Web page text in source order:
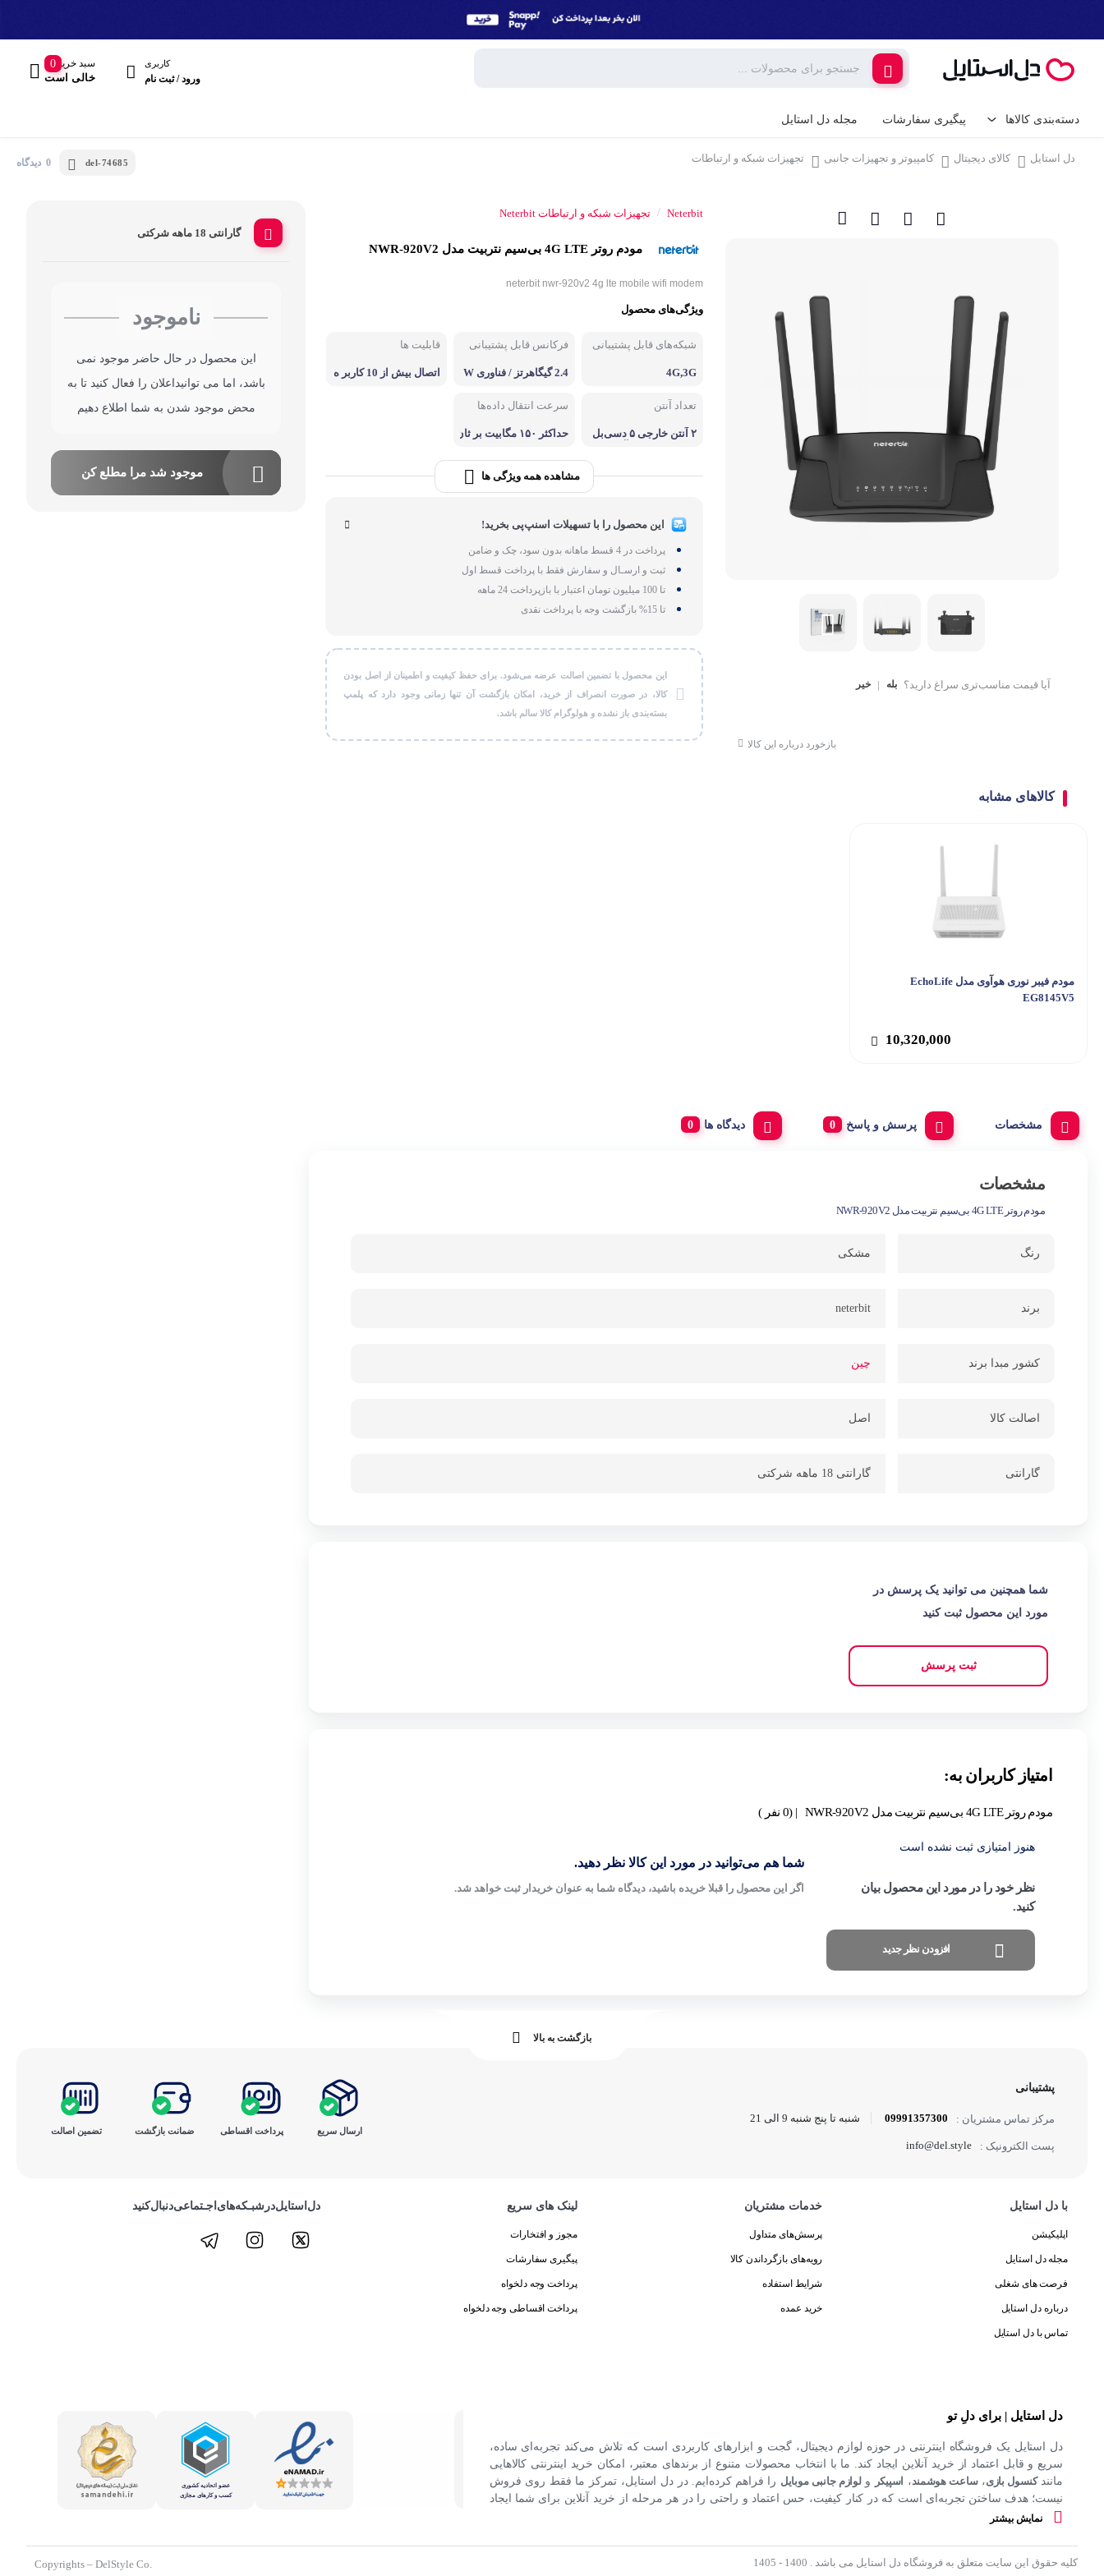
کاربری
ورود / ثبت نام
سبد خرید
خالی است
0
دسته‌بندی کالاها
کالای دیجیتال لوازم جانبی گوشی موبایل
کامپیوتر و تجهیزات جانبی
کیبورد (صفحه کلید)
ماوس
تجهیزات شبکه و ارتباطات
هارد دیسک اکسترنال
ساعت هوشمند
پاوربانک
ابزار آلات و تجهیزات
کتاب، لوازم تحریر و هنر
اسباب بازی
پیگیری سفارشات مجله دل استایل
دل استایل کالای دیجیتال کامپیوتر و تجهیزات جانبی تجهیزات شبکه و ارتباطات del-74685 0 دیدگاه
آیا قیمت مناسب‌تری سراغ دارید؟ بله | خیر
بازخورد درباره این کالا
Neterbit
/ تجهیزات شبکه و ارتباطات Neterbit
مودم روتر 4G LTE بی‌سیم نتربیت مدل NWR-920V2
neterbit nwr-920v2 4g lte mobile wifi modem
ویژگی‌های محصول
شبکه‌های قابل پشتیبانی
4G,3G
فرکانس قابل پشتیبانی
2.4 گیگاهرتز / فناوری W
قابلیت ها
اتصال بیش از 10 کاربر ه
تعداد آنتن
۲ آنتن خارجی ۵ دسی‌بل
سرعت انتقال داده‌ها
حداکثر ۱۵۰ مگابیت بر ثان
ثانیه آپلود
مشاهده همه ویژگی ها
این محصول را با تسهیلات اسنپ‌پی بخرید!
پرداخت در 4 قسط ماهانه بدون سود، چک و ضامن
ثبت و ارسـال و سفارش فقط با پرداخت قسط اول
تا 100 میلیون تومان اعتبار با بازپرداخت 24 ماهه
تا 15% بازگشت وجه با پرداخت نقدی
این محصول با تضمین اصالت عرضه می‌شود. برای حفظ کیفیت و اطمینان از اصل بودن
کالا، در صورت انصراف از خرید، امکان بازگشت آن تنها زمانی وجود دارد که پلمپ
بسته‌بندی باز نشده و هولوگرام کالا سالم باشد.
گارانتی 18 ماهه شرکتی
ناموجود
این محصول در حال حاضر موجود نمی
باشد، اما می توانیداعلان را فعال کنید تا به
محض موجود شدن به شما اطلاع دهیم
موجود شد مرا مطلع کن
کالاهای مشابه
مودم فیبر نوری هوآوی مدل EchoLife
EG8145V5
10,320,000
مشخصات پرسش و پاسخ دیدگاه ها
مشخصات
مودم روتر 4G LTE بی‌سیم نتربیت مدل NWR-920V2
رنگ مشکی
برند neterbit
کشور مبدا برند چین
اصالت کالا اصل
گارانتی گارانتی 18 ماهه شرکتی
شما همچنین می توانید یک پرسش در
مورد این محصول ثبت کنید
ثبت پرسش
امتیاز کاربران به:
مودم روتر 4G LTE بی‌سیم نتربیت مدل NWR-920V2 | (0 نفر )
هنوز امتیازی ثبت نشده است
نظر خود را در مورد این محصول بیان
کنید.
افزودن نظر جدید
شما هم می‌توانید در مورد این کالا نظر دهید.
اگر این محصول را قبلا خریده باشید، دیدگاه شما به عنوان خریدار ثبت خواهد شد.
بازگشت به بالا
پشتیبانی
مرکز تماس مشتریان : 09991357300 شنبه تا پنج شنبه 9 الی 21
پست الکترونیک : info@del.style
ارسال سریع پرداخت ‌اقساطی ضمانت بازگشت تضمین اصالت
با دل استایل
اپلیکیشن
مجله دل استایل
فرصت های شغلی
درباره دل استایل
تماس با دل استایل
خدمات مشتریان
پرسش‌های متداول
رویه‌های بازگرداندن کالا
شرایط استفاده
خرید عمده
لینک های سریع
مجوز و افتخارات
پیگیری سفارشات
پرداخت وجه دلخواه
پرداخت اقساطی وجه دلخواه
دل‌استایل‌در‌‌شبـکه‌های‌اجـتماعی‌دنبال‌کنید
دل استایل | برای دلِ تو
دل استایل یک فروشگاه اینترنتی در حوزه لوازم دیجیتال، گجت و ابزارهای کاربردی است که تلاش می‌کند تجربه‌ای ساده،
سریع و قابل اعتماد از خرید آنلاین ایجاد کند. ما با انتخاب محصولات متنوع از برندهای معتبر، امکان خرید اینترنتی کالاهایی
مانندکنسول بازی،ساعت هوشمند، اسپیکر ولوازم جانبی موبایل را فراهم کرده‌ایم. در دل استایل، تمرکز ما فقط روی فروش
نیست؛ هدف ساختن تجربه‌ای است که در کنار کیفیت، حس اعتماد و راحتی را در هر مرحله از خرید آنلاین برای شما ایجاد
کند.
نمایش بیشتر
کلیه حقوق این سایت متعلق به فروشگاه دل استایل می باشد . 1400 - 1405 .Copyrights – DelStyle Co